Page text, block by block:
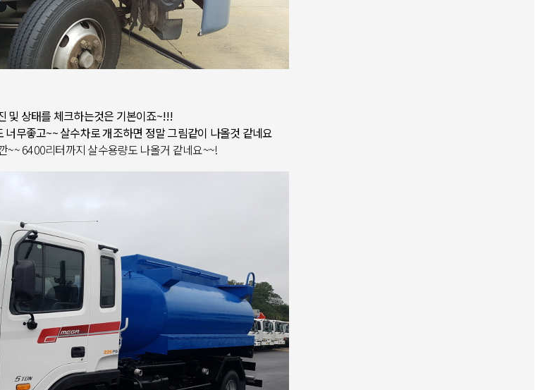
및 상태를 체크하는것은 기본이죠~!!!
너무좋고~~ 살수차로 개조하면 정말 그림같이 나올것 같네요
~~ 6400리터까지 살수용량도 나올거 같네요~~!